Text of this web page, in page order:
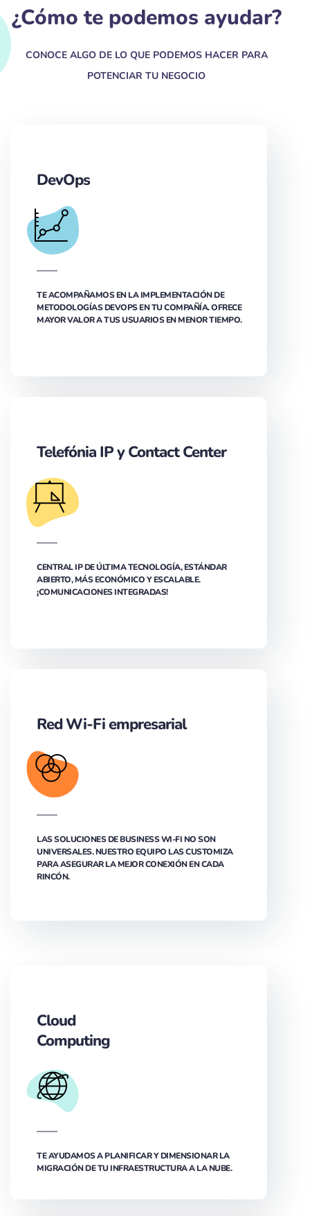
¿Cómo te podemos ayudar?
CONOCE ALGO DE LO QUE PODEMOS HACER PARA
POTENCIAR TU NEGOCIO
DevOps
TE ACOMPAÑAMOS EN LA IMPLEMENTACIÓN DE
METODOLOGÍAS DEVOPS EN TU COMPAÑÍA. OFRECE
MAYOR VALOR A TUS USUARIOS EN MENOR TIEMPO.
Telefónia IP y Contact Center
CENTRAL IP DE ÚLTIMA TECNOLOGÍA, ESTÁNDAR
ABIERTO, MÁS ECONÓMICO Y ESCALABLE.
¡COMUNICACIONES INTEGRADAS!
Red Wi-Fi empresarial
LAS SOLUCIONES DE BUSINESS WI-FI NO SON
UNIVERSALES. NUESTRO EQUIPO LAS CUSTOMIZA
PARA ASEGURAR LA MEJOR CONEXIÓN EN CADA
RINCÓN.
Cloud
Computing
TE AYUDAMOS A PLANIFICAR Y DIMENSIONAR LA
MIGRACIÓN DE TU INFRAESTRUCTURA A LA NUBE.